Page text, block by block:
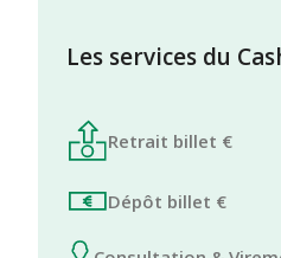
Les services du
Retrait billet €
Dépôt billet €